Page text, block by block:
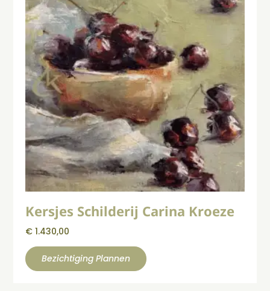
Kersjes Schilderij Carina Kroeze
€ 1.430,00
Bezichtiging Plannen